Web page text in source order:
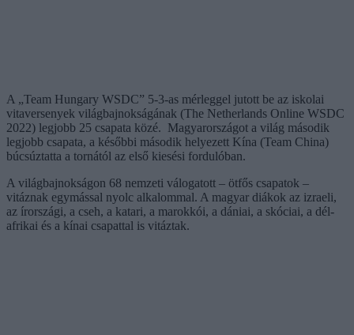
A „Team Hungary WSDC” 5-3-as mérleggel jutott be az iskolai
vitaversenyek világbajnokságának (The Netherlands Online WSDC
2022) legjobb 25 csapata közé. Magyarországot a világ második
legjobb csapata, a későbbi második helyezett Kína (Team China)
búcsúztatta a tornától az első kiesési fordulóban.
A világbajnokságon 68 nemzeti válogatott – ötfős csapatok –
vitáznak egymással nyolc alkalommal. A magyar diákok az izraeli,
az írországi, a cseh, a katari, a marokkói, a dániai, a skóciai, a dél-
afrikai és a kínai csapattal is vitáztak.